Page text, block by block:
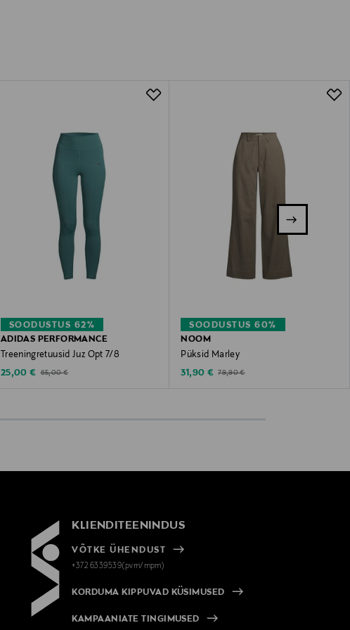
SOODUSTUS 62%
ADIDAS PERFORMANCE
Treeningretuusid Juz Opt 7/8
Discounted Price
25,00 € Original Price
65,00 €
SOODUSTUS 60%
NOOM
Püksid Marley
Discounted Price
31,90 € Original Price
79,90 €
KLIENDITEENINDUS
VÕTKE ÜHENDUST
+372 6339539(pvm/mpm)
KORDUMA KIPPUVAD KÜSIMUSED
KAMPAANIATE TINGIMUSED